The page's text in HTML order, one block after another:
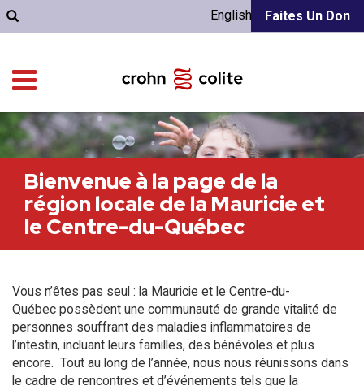
Faites Un Don
English
Bienvenue à la page de la
région locale de la Mauricie et
le Centre-du-Québec
Vous n’êtes pas seul : la Mauricie et le Centre-du-
Québec possèdent une communauté de grande vitalité de
personnes souffrant des maladies inflammatoires de
l’intestin, incluant leurs familles, des bénévoles et plus
encore. Tout au long de l’année, nous nous réunissons dans
le cadre de rencontres et d’événements tels que la